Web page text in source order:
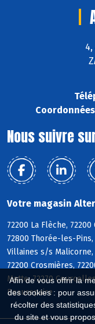
Afin de vous offrir la
des cookies : pour
récolter des
du site et vous
Coordonnées
Nous suivre
Votre magasin
72200 La Flèche,
72800 Thorée-les-Pins,
Villaines s/s Malicorne,
72200 Crosmières,
Motte, 72270
Beaurepaire